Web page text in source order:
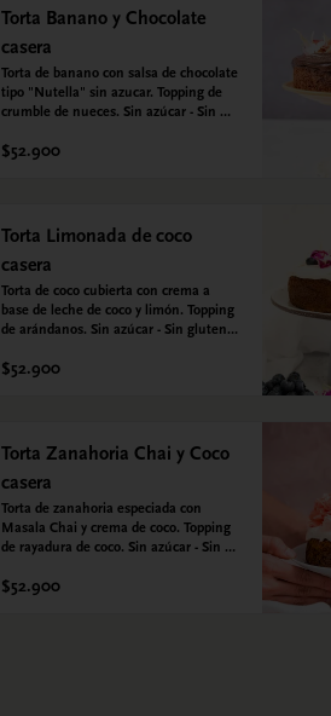
Torta Banano y Chocolate
casera
Torta de banano con salsa de chocolate
tipo "Nutella" sin azucar. Topping de
crumble de nueces. Sin azúcar - Sin
arroz y almendras. Endulzada con
$52.900
Torta Limonada de coco
casera
Torta de coco cubierta con crema a
base de leche de coco y limón. Topping
de arándanos. Sin azúcar - Sin gluten -
harina quinoa, arroz y coco. Endulzada
$52.900
Torta Zanahoria Chai y Coco
casera
Torta de zanahoria especiada con
Masala Chai y crema de coco. Topping
de rayadura de coco. Sin azúcar - Sin
con harina quinoa, arroz y almendras.
$52.900